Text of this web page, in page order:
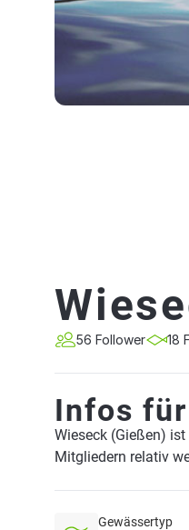
56 Follower 18
Infos
Wieseck (Gießen)
Mitgliedern relativ
Gewässertyp